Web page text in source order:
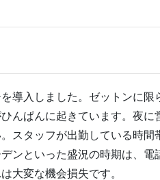
導入しました。ゼットンに限
んぱんに起きています。夜に
スタッフが出勤している時
ンといった盛況の時期は、
大変な機会損失です。